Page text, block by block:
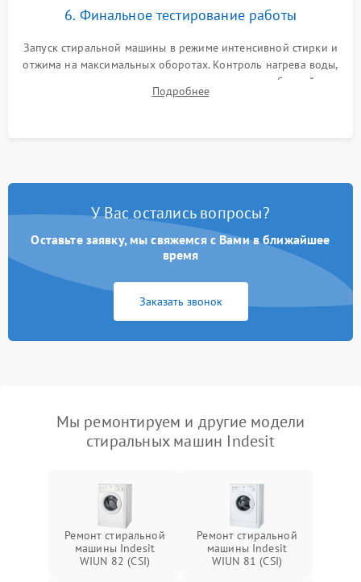
6. Финальное тестирование работы
Запуск стиральной машины в режиме интенсивной стирки и
отжима на максимальных оборотах. Контроль нагрева воды,
корректности слива, отсутствия излишних вибраций,
посторонних стуков и протечек под корпусом.
Подробнее
У Вас остались вопросы?
Оставьте заявку, мы свяжемся с Вами в ближайшее
время
Заказать звонок
Мы ремонтируем и другие модели
стиральных машин Indesit
Ремонт стиральной
машины Indesit
WIUN 82 (CSI)
Ремонт стиральной
машины Indesit
WIUN 81 (CSI)